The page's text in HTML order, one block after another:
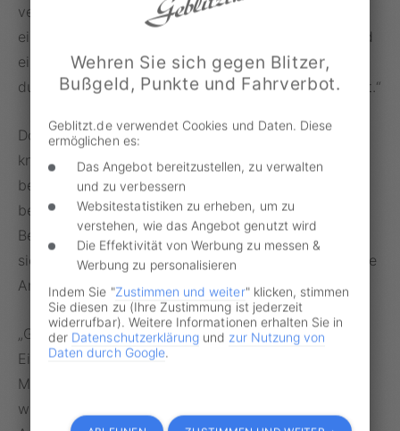
verantwortlich, der auf die Autobahn auffährt. Wer
einfädelt, muss seine Geschwindigkeit anpassen und
eine geeignete Lücke finden. Der Verkehr auf der
durchgehenden Fahrbahn hat grundsätzlich Vorfahrt.“
Doch was ist, wenn der Beschleunigungsstreifen
knapp wird? „Autofahrer sollten möglichst früh
beschleunigen und den Verkehr aufmerksam
beobachten. Im Notfall darf man am Ende des
Beschleunigungsstreifens sogar anhalten, wenn ein
sicheres Einfädeln anders nicht möglich ist“, weiß die
Anwältin für Verkehrsrecht und ergänzt:
„GefährlicheBremsmanöver oder ein erzwungenes
Einscheren sind dagegen unbedingt zu vermeiden.
Müssten Autofahrer abrupt stehen bleiben oder
würden andere gefährden, wird in diesem
Wehren Sie sich gegen Blitzer,
Bußgeld, Punkte und Fahrverbot.
Geblitzt.de verwendet Cookies und Daten. Diese
ermöglichen es:
Das Angebot bereitzustellen, zu verwalten
und zu verbessern
Websitestatistiken zu erheben, um zu
verstehen, wie das Angebot genutzt wird
Die Effektivität von Werbung zu messen &
Werbung zu personalisieren
Indem Sie "Zustimmen und weiter" klicken, stimmen
Sie diesen zu (Ihre Zustimmung ist jederzeit
widerrufbar). Weitere Informationen erhalten Sie in
der Datenschutzerklärung und zur Nutzung von
Daten durch Google.